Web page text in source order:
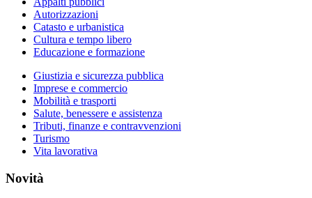
Autorizzazioni
Catasto e urbanistica
Cultura e tempo libero
Educazione e formazione
Giustizia e sicurezza pubblica
Imprese e commercio
Mobilità e trasporti
Salute, benessere e assistenza
Tributi, finanze e contravvenzioni
Turismo
Vita lavorativa
Novità